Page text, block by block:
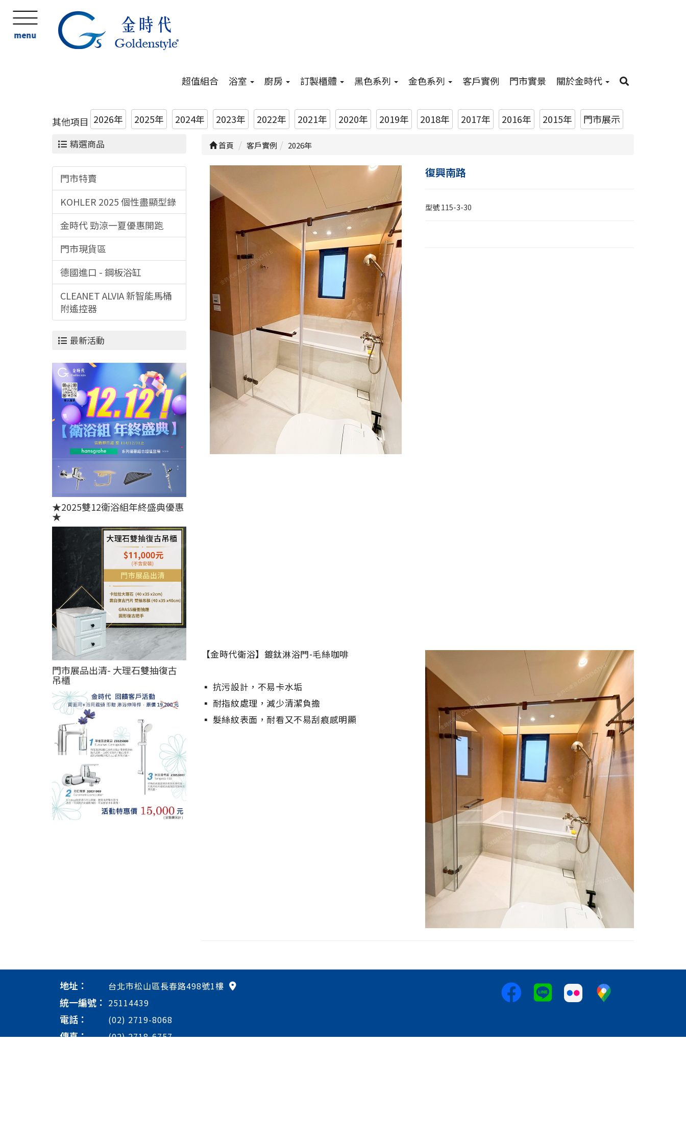
menu
超值組合 浴室 廚房 訂製櫃體 黑色系列 金色系列 客戶實例 門市實景 關於金時代
其他項目 2026年 2025年 2024年 2023年 2022年 2021年 2020年 2019年 2018年 2017年 2016年 2015年 門市展示
精選商品
門市特賣
KOHLER 2025 個性盡顯型錄
金時代 勁涼一夏優惠開跑
門市現貨區
德國進口 - 鋼板浴缸
CLEANET ALVIA 新智能馬桶
附遙控器
最新活動
★2025雙12衛浴組年終盛典優惠
★
門市展品出清- 大理石雙抽復古
吊櫃
首頁 客戶實例 2026年
復興南路
型號115-3-30
【金時代衛浴】鍍鈦淋浴門-毛絲咖啡
▪ 抗污設計，不易卡水垢
▪ 耐指紋處理，減少清潔負擔
▪ 髮絲紋表面，耐看又不易刮痕感明顯
地址： 台北市松山區長春路498號1樓
統一編號： 25114439
電話： (02) 2719-8068
傳真： (02) 2718-6757